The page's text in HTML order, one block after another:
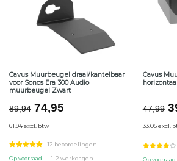
Cavus Muurbeugel draai/kantelbaar
voor Sonos Era 300 Audio
muurbeugel Zwart
89,94 Oorspronkelijke
was:
€89,94.
74,95Huidige
€74,95.
61.94 excl. btw
12 beoordelingen
Op voorraad — 1-2 werkdagen
Cavus
47,99
33.05 excl.
Op voorraad